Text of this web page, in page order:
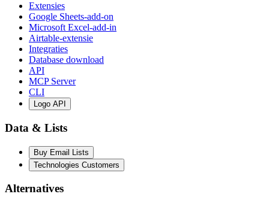
Extensies
Google Sheets-add-on
Microsoft Excel-add-in
Airtable-extensie
Integraties
Database download
API
MCP Server
CLI
Logo API
Data & Lists
Buy Email Lists
Technologies Customers
Alternatives